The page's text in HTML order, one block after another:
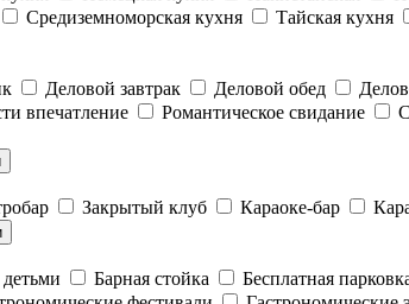
Средиземноморская кухня Тайская кухня
Деловой завтрак Деловой обед
впечатление Романтическое свидание
Закрытый клуб Караоке-бар
Барная стойка Бесплатная